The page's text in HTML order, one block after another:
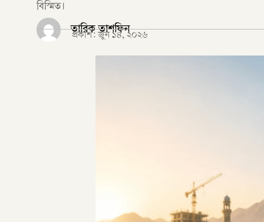
বিস্মিত।
তারিক তাশফিন
প্রকাশ: জুন ১৪, ২০২৬